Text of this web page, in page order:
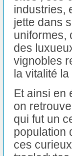
industries,
jette dans
uniformes,
des
vignobles
la vitalité
Et ainsi en
on
qui fut un
population
ces